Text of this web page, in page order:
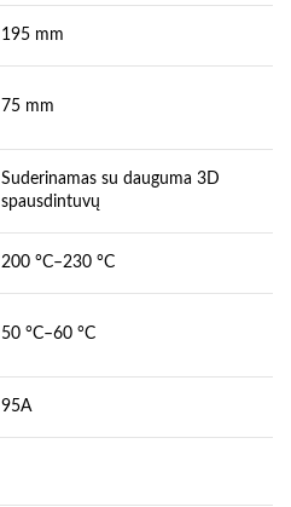
195 mm
75 mm
Suderinamas su dauguma 3D
spausdintuvų
200 °C–230 °C
50 °C–60 °C
95A